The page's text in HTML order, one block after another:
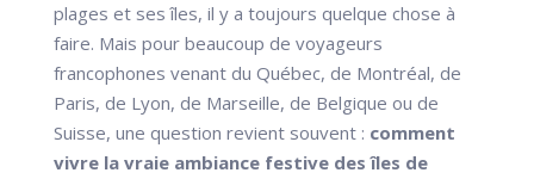
plages et ses îles, il y a toujours quelque chose à
faire. Mais pour beaucoup de voyageurs
francophones venant du Québec, de Montréal, de
Paris, de Lyon, de Marseille, de Belgique ou de
Suisse, une question revient souvent : comment
vivre la vraie ambiance festive des îles de